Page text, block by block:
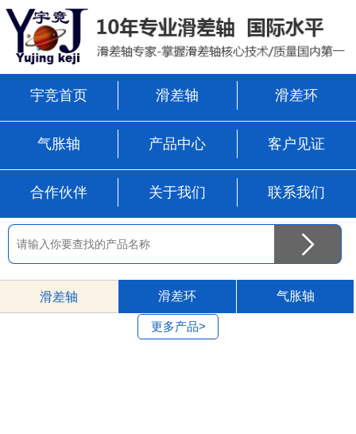
宇竞首页 滑差轴 滑差环
气胀轴 产品中心 客户见证
合作伙伴 关于我们 联系我们
滑差轴 滑差环 气胀轴
更多产品>